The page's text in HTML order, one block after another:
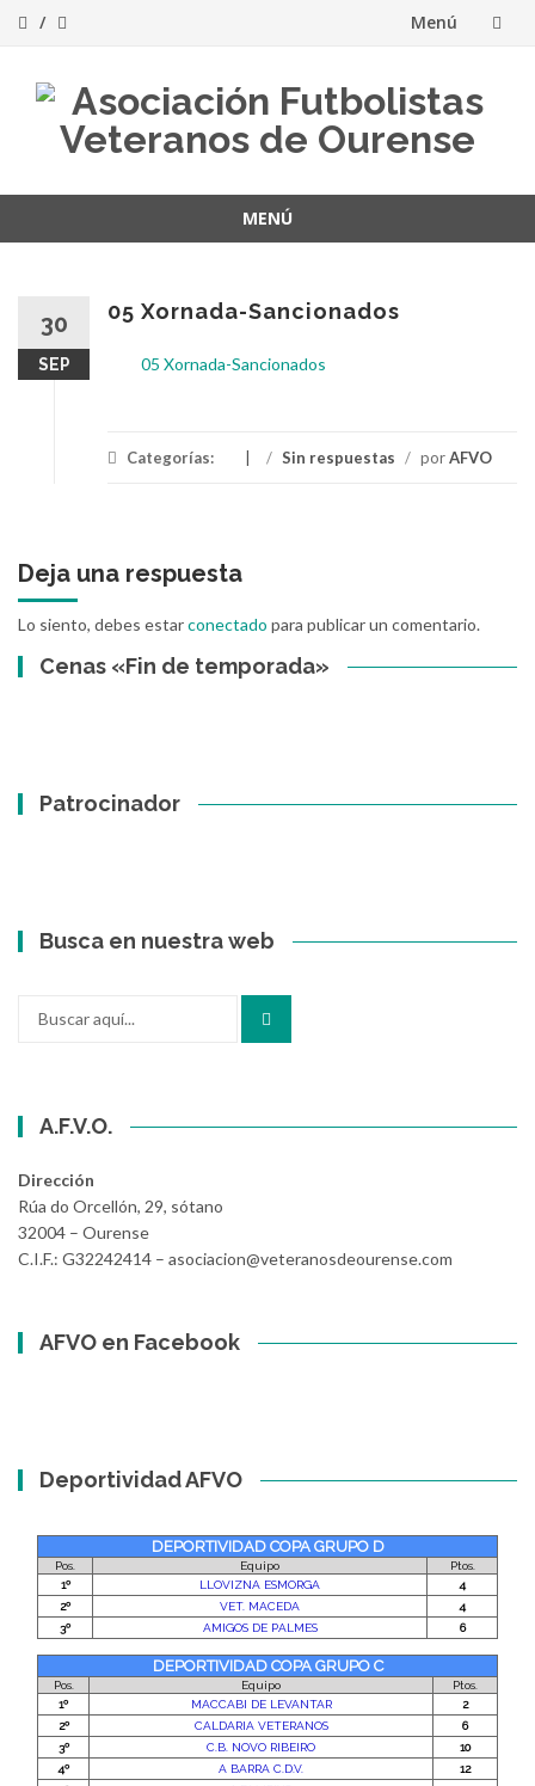
Menú
contenido
MENÚ
30
SEP
05 Xornada-Sancionados
05 Xornada-Sancionados
Categorías: / Sin respuestas / porAFVO
Deja una respuesta
Lo siento, debes estarconectado para publicar un comentario.
Cenas «Fin de temporada»
Patrocinador
Busca en nuestra web
A.F.V.O.
Dirección
Rúa do Orcellón, 29, sótano
32004 – Ourense
C.I.F.: G32242414 – asociacion@veteranosdeourense.com
AFVO en Facebook
Deportividad AFVO